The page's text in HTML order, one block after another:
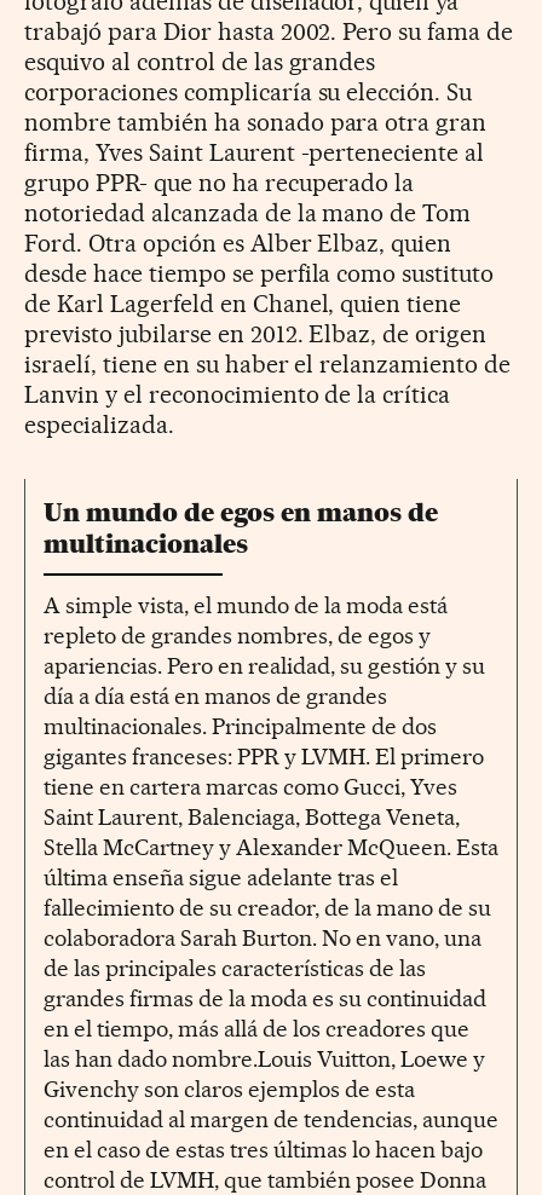
trabajó para Dior hasta 2002. Pero su fama de
esquivo al control de las grandes
corporaciones complicaría su elección. Su
nombre también ha sonado para otra gran
firma, Yves Saint Laurent -perteneciente al
grupo PPR- que no ha recuperado la
notoriedad alcanzada de la mano de Tom
Ford. Otra opción es Alber Elbaz, quien
desde hace tiempo se perfila como sustituto
de Karl Lagerfeld en Chanel, quien tiene
previsto jubilarse en 2012. Elbaz, de origen
israelí, tiene en su haber el relanzamiento de
Lanvin y el reconocimiento de la crítica
especializada.
Un mundo de egos en manos de
multinacionales
A simple vista, el mundo de la moda está
repleto de grandes nombres, de egos y
apariencias. Pero en realidad, su gestión y su
día a día está en manos de grandes
multinacionales. Principalmente de dos
gigantes franceses: PPR y LVMH. El primero
tiene en cartera marcas como Gucci, Yves
Saint Laurent, Balenciaga, Bottega Veneta,
Stella McCartney y Alexander McQueen. Esta
última enseña sigue adelante tras el
fallecimiento de su creador, de la mano de su
colaboradora Sarah Burton. No en vano, una
de las principales características de las
grandes firmas de la moda es su continuidad
en el tiempo, más allá de los creadores que
las han dado nombre.Louis Vuitton, Loewe y
Givenchy son claros ejemplos de esta
continuidad al margen de tendencias, aunque
en el caso de estas tres últimas lo hacen bajo
control de LVMH, que también posee Donna